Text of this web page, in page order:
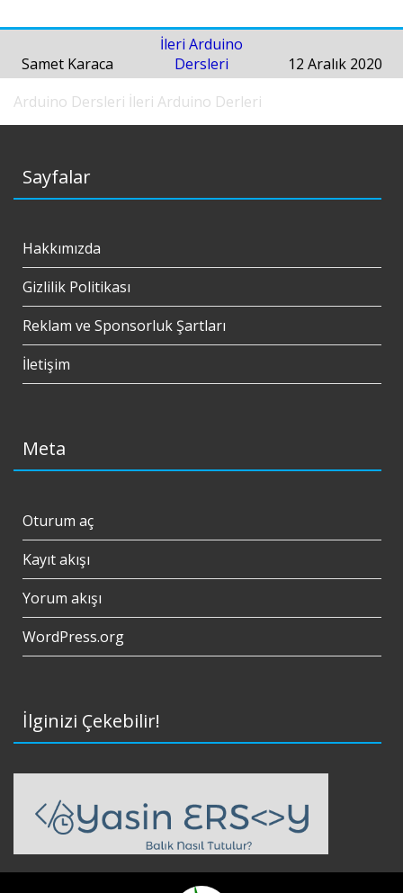
Samet Karaca
İleri Arduino
Dersleri
12 Aralık 2020
Arduino Dersleri İleri Arduino Derleri
Sayfalar
Hakkımızda
Gizlilik Politikası
Reklam ve Sponsorluk Şartları
İletişim
Meta
Oturum aç
Kayıt akışı
Yorum akışı
WordPress.org
İlginizi Çekebilir!